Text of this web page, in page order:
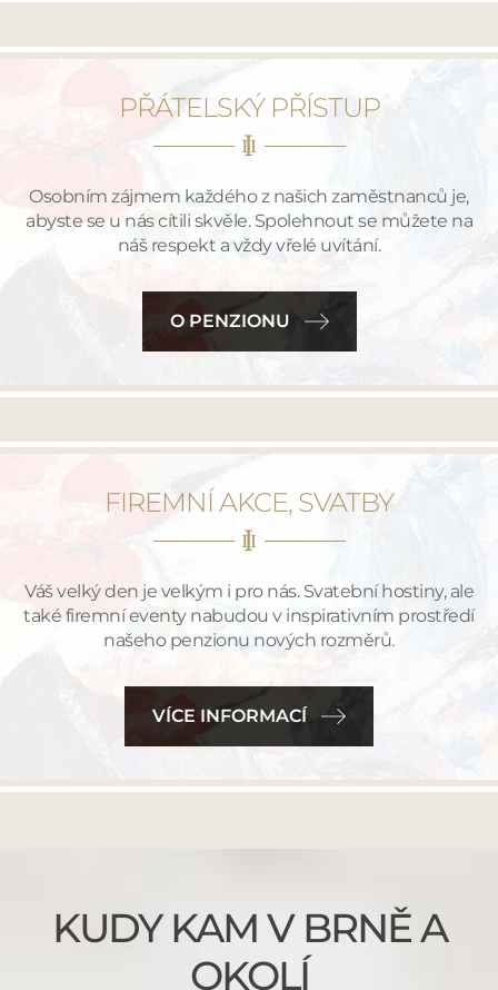
PŘÁTELSKÝ PŘÍSTUP
Osobním zájmem každého z našich zaměstnanců je,
abyste se u nás cítili skvěle. Spolehnout se můžete na
náš respekt a vždy vřelé uvítání.
O PENZIONU
FIREMNÍ AKCE, SVATBY
Váš velký den je velkým i pro nás. Svatební hostiny, ale
také firemní eventy nabudou v inspirativním prostředí
našeho penzionu nových rozměrů.
VÍCE INFORMACÍ
KUDY KAM V BRNĚ A
OKOLÍ